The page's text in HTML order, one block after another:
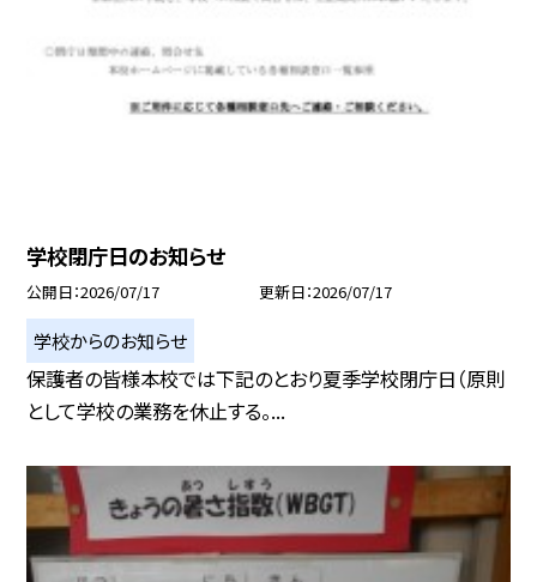
学校閉庁日のお知らせ
公開日 2026/07/17 更新日 2026/07/17
学校からのお知らせ
保護者の皆様本校では下記のとおり夏季学校閉庁日（原則
として学校の業務を休止する。...